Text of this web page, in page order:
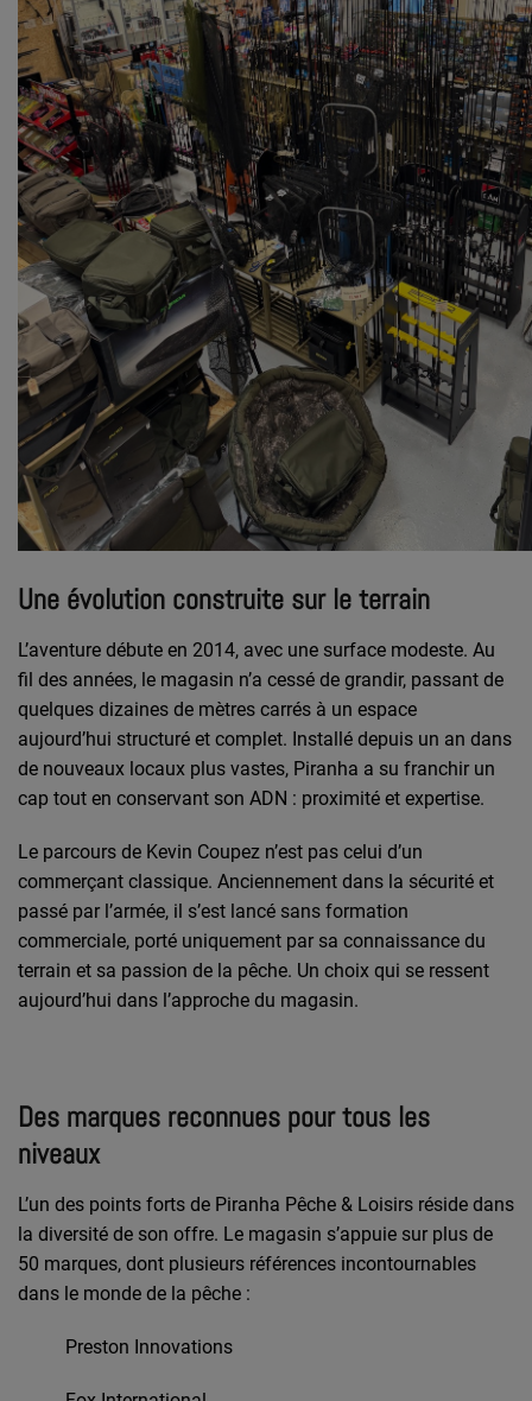
Une évolution construite sur le terrain
L’aventure débute en 2014, avec une surface modeste. Au
fil des années, le magasin n’a cessé de grandir, passant de
quelques dizaines de mètres carrés à un espace
aujourd’hui structuré et complet. Installé depuis un an dans
de nouveaux locaux plus vastes, Piranha a su franchir un
cap tout en conservant son ADN : proximité et expertise.
Le parcours de Kevin Coupez n’est pas celui d’un
commerçant classique. Anciennement dans la sécurité et
passé par l’armée, il s’est lancé sans formation
commerciale, porté uniquement par sa connaissance du
terrain et sa passion de la pêche. Un choix qui se ressent
aujourd’hui dans l’approche du magasin.
Des marques reconnues pour tous les
niveaux
L’un des points forts de Piranha Pêche & Loisirs réside dans
la diversité de son offre. Le magasin s’appuie sur plus de
50 marques, dont plusieurs références incontournables
dans le monde de la pêche :
Preston Innovations